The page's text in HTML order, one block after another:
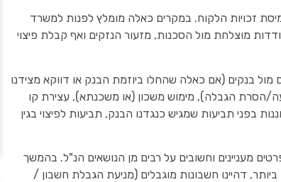
זכויות הלקוח. במקרים כאלה מומלץ לפנות למשרד
מוצלחת מול הסכנות, מזעור הנזקים ואף קבלת פיצוי
מול בנקים (אם כאלה שהחלו ביוזמת הבנק או דווקא מצידנו
הסרת הגבלה), מימוש משכון (או משכנתא), עצירת קו
בפני תביעות שמגיש כנגדנו הבנק, תביעות לפיצוי בגין
מעניינים וחשובים על רבים מן הנושאים הנ"ל. בהמשך
דהיינו חשבונות מוגבלים (מניעת הגבלת חשבון /